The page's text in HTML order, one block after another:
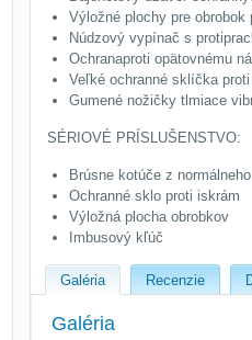
Výložné plochy pre
Núdzový vypínač s
Ochranaproti opätovnému
Veľké ochranné sklíčka
Gumené nožičky tlmiace
SÉRIOVÉ PRÍSLUŠENSTVO:
Brúsne kotúče z
Ochranné sklo proti iskrám
Výložná plocha obrobkov
Imbusový kľúč
Galéria Recenzie
Galéria